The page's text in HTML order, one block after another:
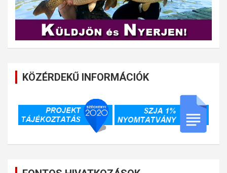
KÖZÉRDEKŰ INFORMÁCIÓK